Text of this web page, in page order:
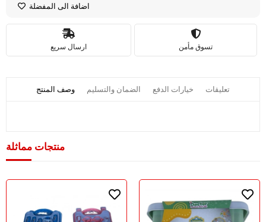
اضافة الى المفضلة
ارسال سريع تسوق مأمن
وصف المنتج الضمان والتسليم خيارات الدفع تعليقات
منتجات مماثلة